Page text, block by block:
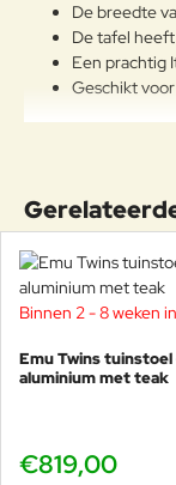
De breedte
De tafel
Een prachtig
Geschikt voor
bijpassende
Kom de
stoelen en
mooi als toen.
Sebastian
Binnen 2 - 8 weken
Emu Twins tuinstoel
aluminium met teak
€819,00